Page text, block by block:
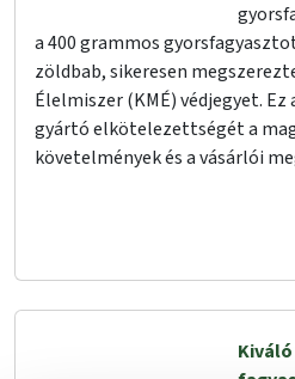
a 400 grammos
zöldbab, sikeresen
Élelmiszer (KMÉ) védjegyet.
gyártó elkötelezettségét a
követelmények és a vásárlói